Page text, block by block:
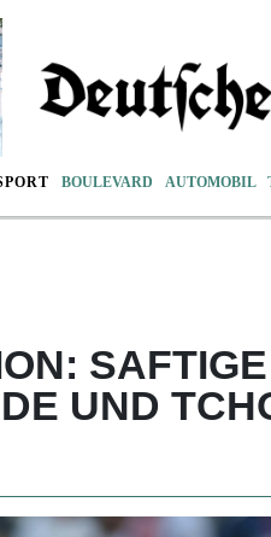
BOULEVARD AUTOMOBIL
UND